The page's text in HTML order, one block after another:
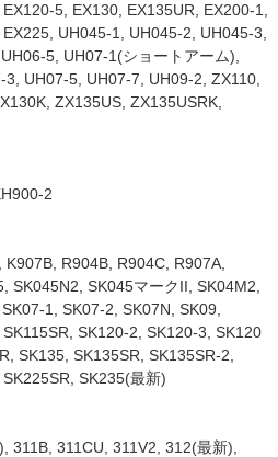
5, EX130, EX135UR, EX200-1,
UH045-1, UH045-2, UH045-3,
5, UH07-1(ショートアーム),
UH07-5, UH07-7, UH09-2, ZX110,
ZX135US, ZX135USRK,
2
R904B, R904C, R907A,
SK045N2, SK045マークII, SK04M2,
1, SK07-2, SK07N, SK09,
SK120-2, SK120-3, SK120
SK135, SK135SR, SK135SR-2,
SK235(最新)
311B, 311CU, 311V2, 312(最新),